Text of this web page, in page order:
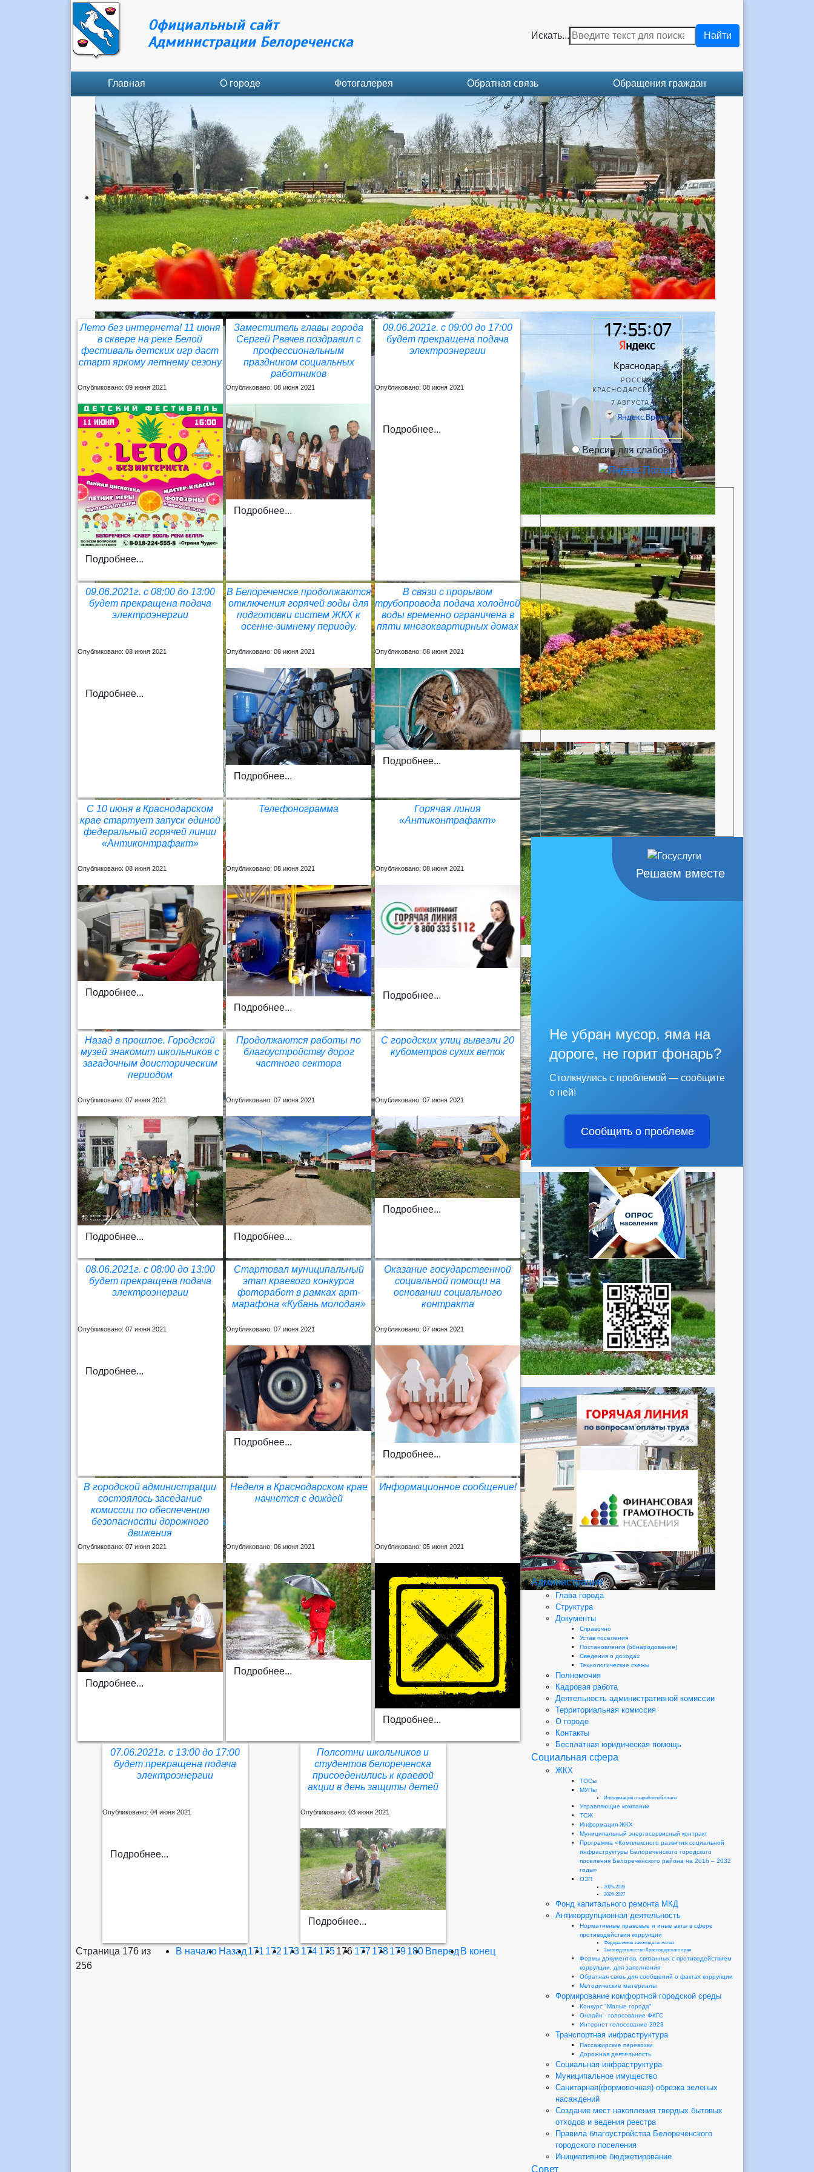
Официальный сайт
Администрации Белореченска
Искать... Найти
Главная О городе Фотогалерея Обратная связь Обращения граждан
Лето без интернета! 11 июня
в сквере на реке Белой
фестиваль детских игр даст
старт яркому летнему сезону
Опубликовано: 09 июня 2021
Подробнее...
Заместитель главы города
Сергей Рвачев поздравил с
профессиональным
праздником социальных
работников
Опубликовано: 08 июня 2021
Подробнее...
09.06.2021г. с 09:00 до 17:00
будет прекращена подача
электроэнергии
Опубликовано: 08 июня 2021
Подробнее...
09.06.2021г. с 08:00 до 13:00
будет прекращена подача
электроэнергии
Опубликовано: 08 июня 2021
Подробнее...
В Белореченске продолжаются
отключения горячей воды для
подготовки систем ЖКХ к
осенне-зимнему периоду.
Опубликовано: 08 июня 2021
Подробнее...
В связи с прорывом
трубопровода подача холодной
воды временно ограничена в
пяти многоквартирных домах
Опубликовано: 08 июня 2021
Подробнее...
С 10 июня в Краснодарском
крае стартует запуск единой
федеральный горячей линии
«Антиконтрафакт»
Опубликовано: 08 июня 2021
Подробнее...
Телефонограмма
Опубликовано: 08 июня 2021
Подробнее...
Горячая линия
«Антиконтрафакт»
Опубликовано: 08 июня 2021
Подробнее...
Назад в прошлое. Городской
музей знакомит школьников с
загадочным доисторическим
периодом
Опубликовано: 07 июня 2021
Подробнее...
Продолжаются работы по
благоустройству дорог
частного сектора
Опубликовано: 07 июня 2021
Подробнее...
С городских улиц вывезли 20
кубометров сухих веток
Опубликовано: 07 июня 2021
Подробнее...
08.06.2021г. с 08:00 до 13:00
будет прекращена подача
электроэнергии
Опубликовано: 07 июня 2021
Подробнее...
Стартовал муниципальный
этап краевого конкурса
фоторабот в рамках арт-
марафона «Кубань молодая»
Опубликовано: 07 июня 2021
Подробнее...
Оказание государственной
социальной помощи на
основании социального
контракта
Опубликовано: 07 июня 2021
Подробнее...
В городской администрации
состоялось заседание
комиссии по обеспечению
безопасности дорожного
движения
Опубликовано: 07 июня 2021
Подробнее...
Неделя в Краснодарском крае
начнется с дождей
Опубликовано: 06 июня 2021
Подробнее...
Информационное сообщение!
Опубликовано: 05 июня 2021
Подробнее...
07.06.2021г. с 13:00 до 17:00
будет прекращена подача
электроэнергии
Опубликовано: 04 июня 2021
Подробнее...
Полсотни школьников и
студентов белореченска
присоеденились к краевой
акции в день защиты детей
Опубликовано: 03 июня 2021
Подробнее...
Страница 176 из
256
В начало Назад 171 172 173 174175176 177 178179180 Вперед В конец
Версия для слабовидящих
Решаем вместе
Не убран мусор, яма на
дороге, не горит фонарь?
Столкнулись с проблемой — сообщите
о ней!
Сообщить о проблеме
Администрация
Глава города
Структура
Документы
Справочно
Устав поселения
Постановления (обнародование)
Сведения о доходах
Технологические схемы
Полномочия
Кадровая работа
Деятельность административной комиссии
Территориальная комиссия
О городе
Контакты
Бесплатная юридическая помощь
Социальная сфера
ЖКХ
ТОСы
МУПы
Информация о заработной плате
Управляющие компании
ТСЖ
Информация-ЖКХ
Муниципальный энергосервисный контракт
Программа «Комплексного развития социальной
инфраструктуры Белореченского городского
поселения Белореченского района на 2016 – 2032
годы»
ОЗП
2025-2026
2026-2027
Фонд капитального ремонта МКД
Антикоррупционная деятельность
Нормативные правовые и иные акты в сфере
противодействия коррупции
Федеральное законодательство
Законодательство Краснодарского края
Формы документов, связанных с противодействием
коррупции, для заполнения
Обратная связь для сообщений о фактах коррупции
Методические материалы
Формирование комфортной городской среды
Конкурс "Малые города"
Онлайн - голосование ФКГС
Интернет-голосование 2023
Транспортная инфраструктура
Пассажирские перевозки
Дорожная деятельность
Социальная инфраструктура
Муниципальное имущество
Санитарная(формовочная) обрезка зеленых
насаждений
Создание мест накопления твердых бытовых
отходов и ведения реестра
Правила благоустройства Белореченского
городского поселения
Инициативное бюджетирование
Совет